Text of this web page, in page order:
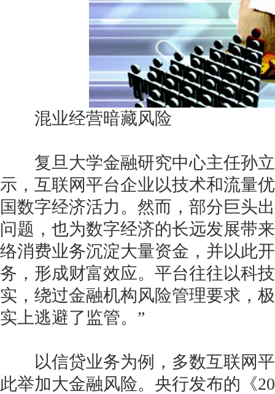
混业经营暗藏风险
复旦大学金融研究中心主任孙立
示，互联网平台企业以技术和流量
国数字经济活力。然而，部分巨头
问题，也为数字经济的长远发展带
络消费业务沉淀大量资金，并以此
务，形成财富效应。平台往往以科
实，绕过金融机构风险管理要求，
实上逃避了监管。”
以信贷业务为例，多数互联网平
此举加大金融风险。央行发布的《